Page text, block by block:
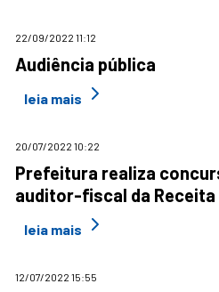
22/09/2022 11:12
Audiência pública
leia mais
20/07/2022 10:22
Prefeitura realiza
auditor-fiscal da Receita
leia mais
12/07/2022 15:55